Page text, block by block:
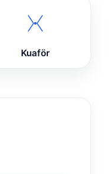
Kuaför